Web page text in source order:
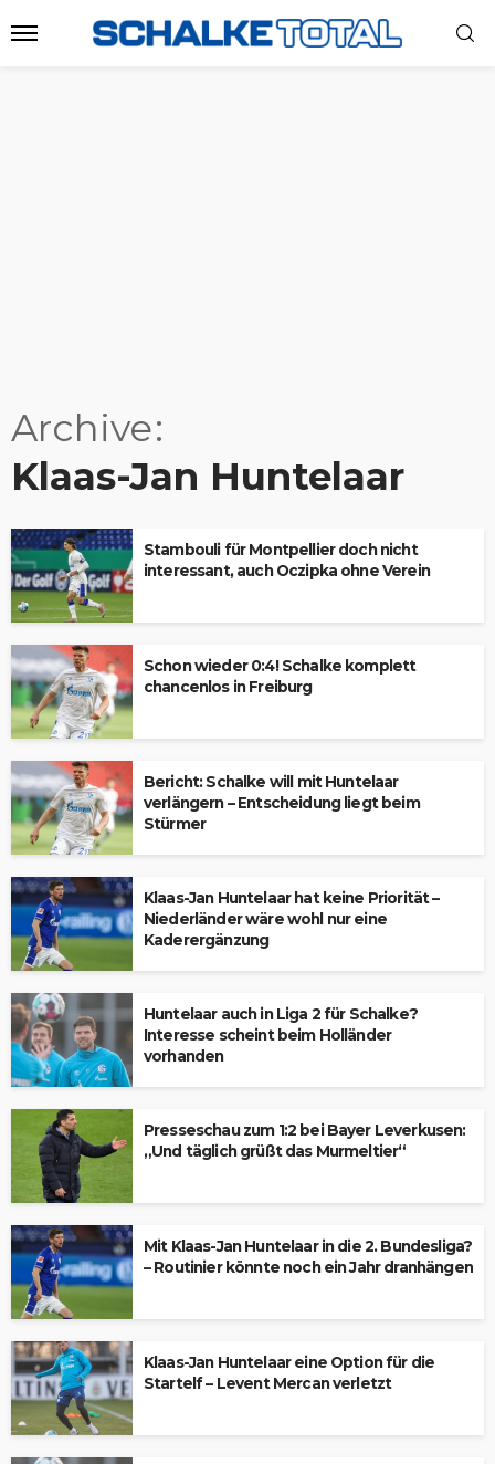
Archive
Klaas-Jan Huntelaar
Stambouli für Montpellier doch nicht
interessant, auch Oczipka ohne Verein
Schon wieder 0:4! Schalke komplett
chancenlos in Freiburg
Bericht: Schalke will mit Huntelaar
verlängern – Entscheidung liegt beim
Stürmer
Klaas-Jan Huntelaar hat keine Priorität –
Niederländer wäre wohl nur eine
Kaderergänzung
Huntelaar auch in Liga 2 für Schalke?
Interesse scheint beim Holländer
vorhanden
Presseschau zum 1:2 bei Bayer Leverkusen:
„Und täglich grüßt das Murmeltier“
Mit Klaas-Jan Huntelaar in die 2. Bundesliga?
– Routinier könnte noch ein Jahr dranhängen
Klaas-Jan Huntelaar eine Option für die
Startelf – Levent Mercan verletzt